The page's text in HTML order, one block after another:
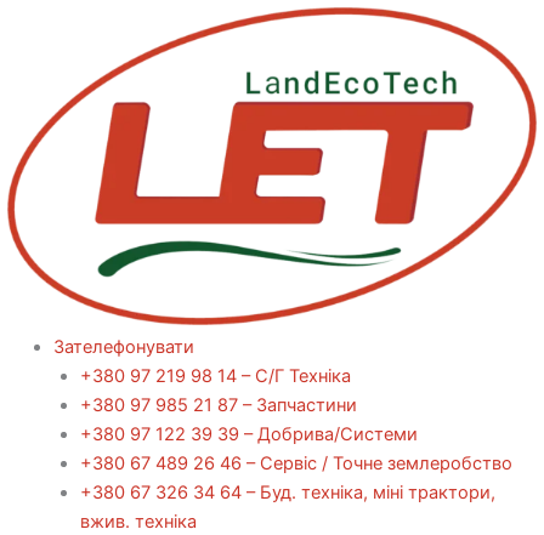
Зателефонувати
+380 97 219 98 14 – С/Г Техніка
+380 97 985 21 87 – Запчастини
+380 97 122 39 39 – Добрива/Cистеми
+380 67 489 26 46 – Сервіс / Точне землеробство
+380 67 326 34 64 – Буд. техніка, міні трактори,
вжив. техніка